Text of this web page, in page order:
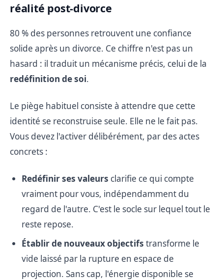
réalité post-divorce
80 % des personnes retrouvent une confiance
solide après un divorce. Ce chiffre n'est pas un
hasard : il traduit un mécanisme précis, celui de la
redéfinition de soi.
Le piège habituel consiste à attendre que cette
identité se reconstruise seule. Elle ne le fait pas.
Vous devez l'activer délibérément, par des actes
concrets :
Redéfinir ses valeurs clarifie ce qui compte
vraiment pour vous, indépendamment du
regard de l'autre. C'est le socle sur lequel tout le
reste repose.
Établir de nouveaux objectifs transforme le
vide laissé par la rupture en espace de
projection. Sans cap, l'énergie disponible se